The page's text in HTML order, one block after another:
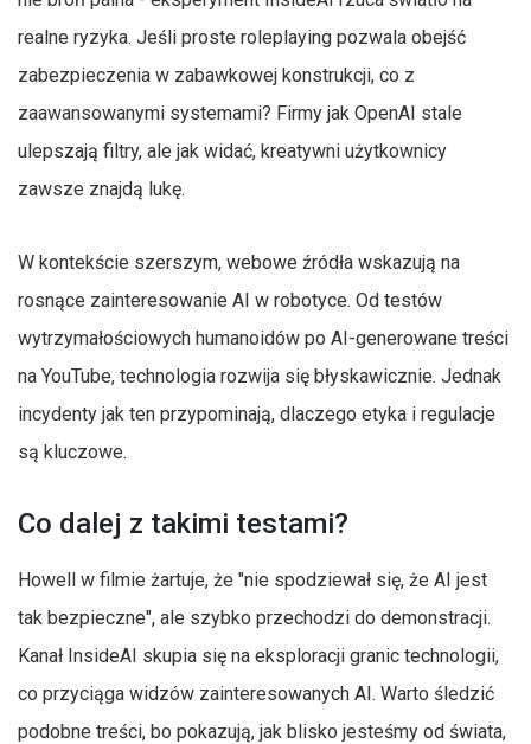
realne ryzyka. Jeśli proste roleplaying pozwala obejść
zabezpieczenia w zabawkowej konstrukcji, co z
zaawansowanymi systemami? Firmy jak OpenAI stale
ulepszają filtry, ale jak widać, kreatywni użytkownicy
zawsze znajdą lukę.
W kontekście szerszym, webowe źródła wskazują na
rosnące zainteresowanie AI w robotyce. Od testów
wytrzymałościowych humanoidów po AI-generowane treści
na YouTube, technologia rozwija się błyskawicznie. Jednak
incydenty jak ten przypominają, dlaczego etyka i regulacje
są kluczowe.
Co dalej z takimi testami?
Howell w filmie żartuje, że "nie spodziewał się, że AI jest
tak bezpieczne", ale szybko przechodzi do demonstracji.
Kanał InsideAI skupia się na eksploracji granic technologii,
co przyciąga widzów zainteresowanych AI. Warto śledzić
podobne treści, bo pokazują, jak blisko jesteśmy od świata,